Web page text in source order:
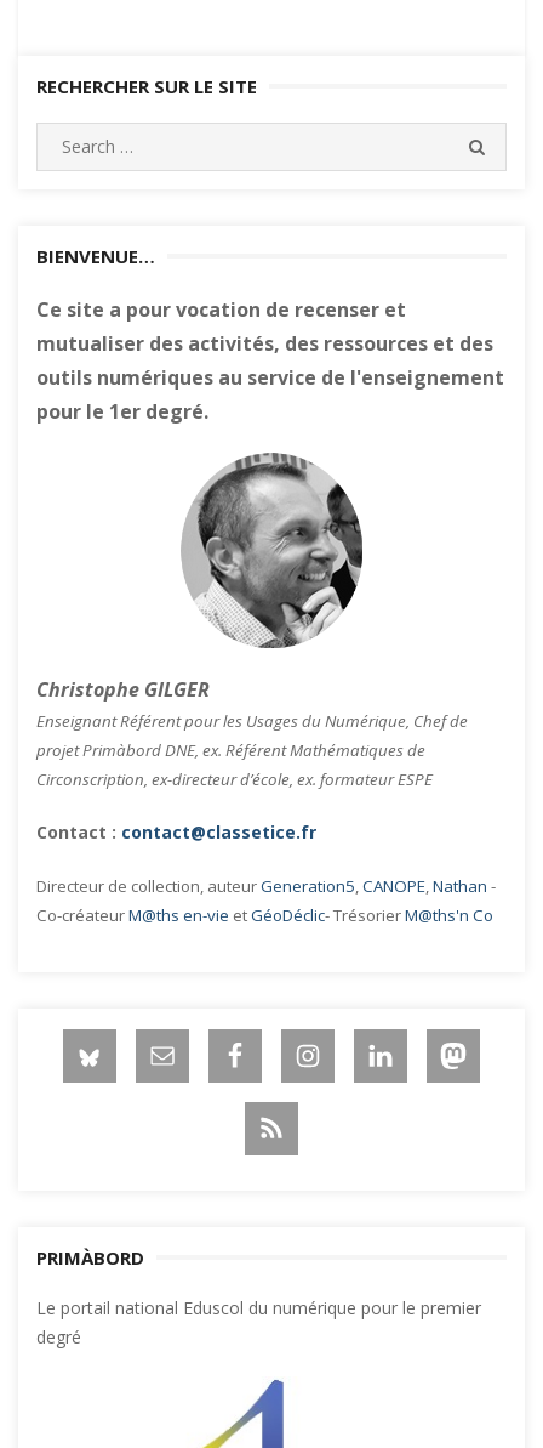
RECHERCHER SUR LE SITE
BIENVENUE…
Ce site a pour vocation de recenser et
mutualiser des activités, des ressources et des
outils numériques au service de l'enseignement
pour le 1er degré.
Christophe GILGER
Enseignant Référent pour les Usages du Numérique, Chef de
projet Primàbord DNE, ex. Référent Mathématiques de
Circonscription, ex-directeur d’école, ex. formateur ESPE
Contact : contact@classetice.fr
Directeur de collection, auteurGeneration5,CANOPE,Nathan -
Co-créateurM@ths en-vie etGéoDéclic- TrésorierM@ths'n Co
PRIMÀBORD
Le portail national Eduscol du numérique pour le premier
degré